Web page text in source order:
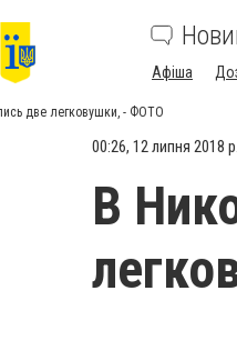
Афіша
две легковушки, - ФОТО
00:26, 12 липня 2018 р.
В